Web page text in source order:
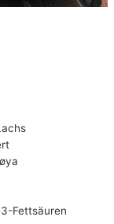
Fettsäuren